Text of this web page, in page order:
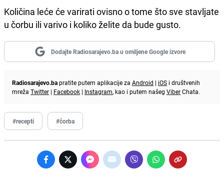
Količina leće će varirati ovisno o tome što sve stavljate
u čorbu ili varivo i koliko želite da bude gusto.
Dodajte Radiosarajevo.ba u omiljene Google izvore
Radiosarajevo.bapratite putem aplikacije za Android | iOS i društvenih
mreža Twitter | Facebook | Instagram, kao i putem našeg ViberChata.
#recepti #čorba